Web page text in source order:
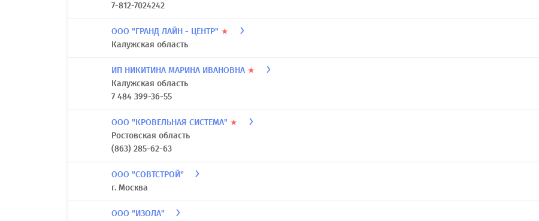
7-812-7024242
ООО "ГРАНД ЛАЙН - ЦЕНТР" ★
Калужская область
ИП НИКИТИНА МАРИНА ИВАНОВНА ★
Калужская область
7 484 399-36-55
ООО "КРОВЕЛЬНАЯ СИСТЕМА" ★
Ростовская область
(863) 285-62-63
ООО "СОВТСТРОЙ"
г. Москва
ООО "ИЗОЛА"